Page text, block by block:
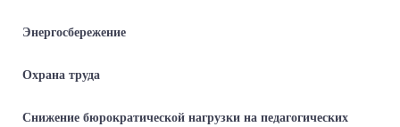
Энергосбережение
Охрана труда
Снижение бюрократической нагрузки на педагогических